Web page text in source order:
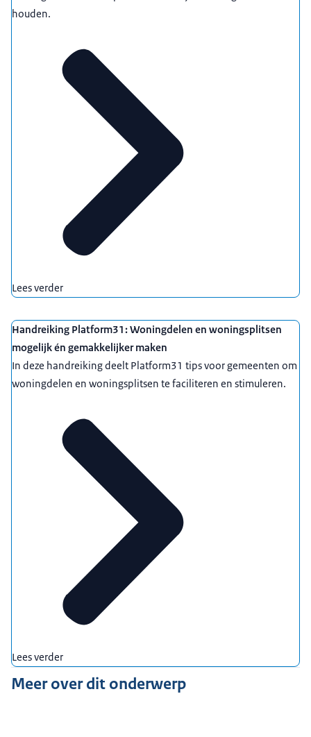
houden.
Lees verder
Handreiking Platform31: Woningdelen en woningsplitsen
mogelijk én gemakkelijker maken
In deze handreiking deelt Platform31 tips voor gemeenten om
woningdelen en woningsplitsen te faciliteren en stimuleren.
Lees verder
Meer over dit onderwerp